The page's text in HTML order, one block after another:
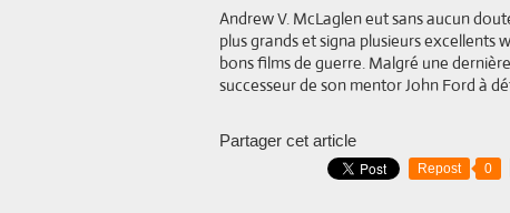
Andrew V. McLaglen eut sans aucun
plus grands et signa plusieurs excellents
bons films de guerre. Malgré une
successeur de son mentor John Ford à
Partager cet article
Repost 0